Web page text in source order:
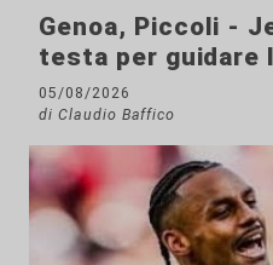
Genoa, Piccoli -
testa per guidare
05/08/2026
di Claudio Baffico